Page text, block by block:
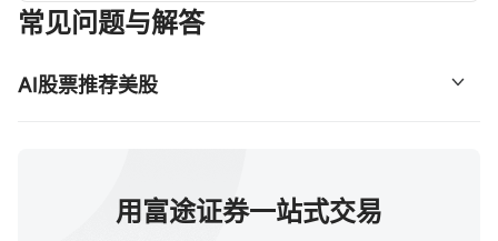
议股份发行人之财务权益)
常见问题与解答
AI股票推荐美股
(TWLO.US)$ 、  $Klaviyo (KVYO.US)$ ；
AI+企业服务：  $Zoom视频通讯 (ZM.US)$ 、$Palantir
用富途证券一站式交易